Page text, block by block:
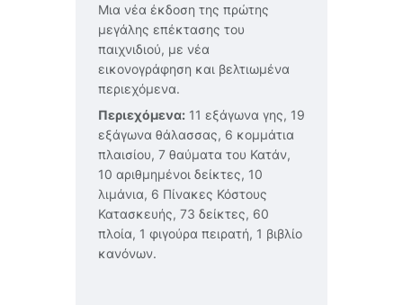
Μια νέα έκδοση της πρώτης
μεγάλης επέκτασης του
παιχνιδιού, με νέα
εικονογράφηση και βελτιωμένα
περιεχόμενα.
Περιεχόμενα: 11 εξάγωνα γης, 19
εξάγωνα θάλασσας, 6 κομμάτια
πλαισίου, 7 θαύματα του Κατάν,
10 αριθμημένοι δείκτες, 10
λιμάνια, 6 Πίνακες Κόστους
Κατασκευής, 73 δείκτες, 60
πλοία, 1 φιγούρα πειρατή, 1 βιβλίο
κανόνων.